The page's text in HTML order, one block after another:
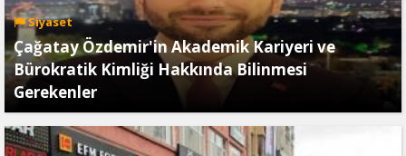
Siyaset
Çağatay Özdemir'in Akademik Kariyeri ve
Bürokratik Kimliği Hakkında Bilinmesi
Gerekenler